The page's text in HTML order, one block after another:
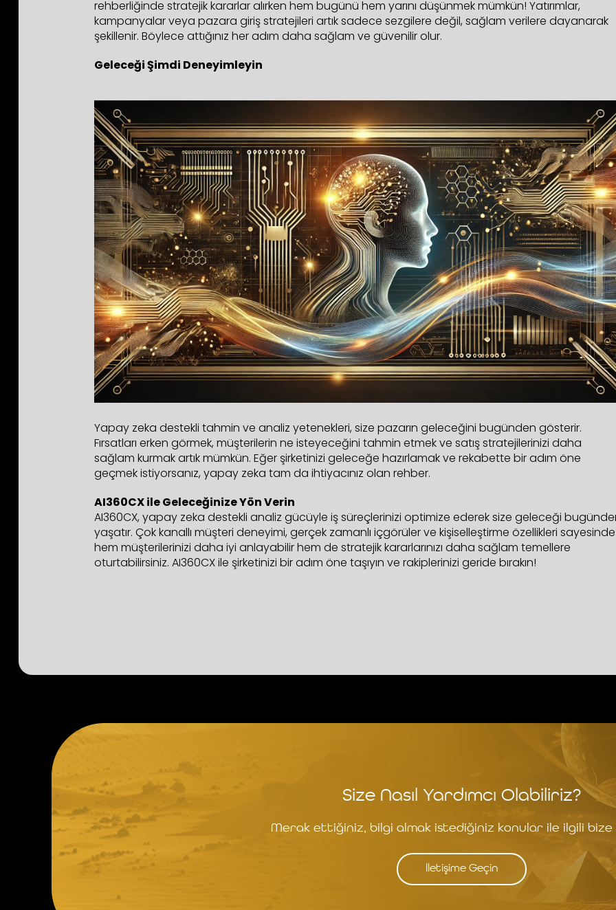
rehberliğinde stratejik kararlar alırken hem bugünü hem yarını düşünmek mümkün! Yatırımlar,
kampanyalar veya pazara giriş stratejileri artık sadece sezgilere değil, sağlam verilere dayanarak
şekillenir. Böylece attığınız her adım daha sağlam ve güvenilir olur.
Geleceği Şimdi Deneyimleyin
Yapay zeka destekli tahmin ve analiz yetenekleri, size pazarın geleceğini bugünden gösterir.
Fırsatları erken görmek, müşterilerin ne isteyeceğini tahmin etmek ve satış stratejilerinizi daha
sağlam kurmak artık mümkün. Eğer şirketinizi geleceğe hazırlamak ve rekabette bir adım öne
geçmek istiyorsanız, yapay zeka tam da ihtiyacınız olan rehber.
AI360CX ile Geleceğinize Yön Verin
AI360CX, yapay zeka destekli analiz gücüyle iş süreçlerinizi optimize ederek size geleceği
yaşatır. Çok kanallı müşteri deneyimi, gerçek zamanlı içgörüler ve kişiselleştirme özellikleri sayesinde
hem müşterilerinizi daha iyi anlayabilir hem de stratejik kararlarınızı daha sağlam temellere
oturtabilirsiniz. AI360CX ile şirketinizi bir adım öne taşıyın ve rakiplerinizi geride bırakın!
Size Nasıl Yardımcı Olabiliriz?
Merak ettiğiniz, bilgi almak istediğiniz konular ile ilgili bize
İletişime Geçin